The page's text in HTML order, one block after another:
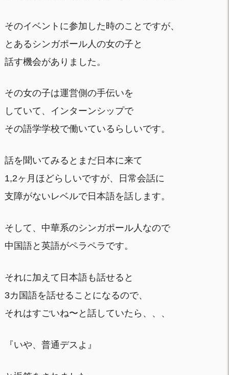
そのイベントに参加した時のことですが、
とあるシンガポール人の女の子と
話す機会がありました。
その女の子は運営側の手伝いを
していて、インターンシップで
その語学学校で働いているらしいです。
話を聞いてみるとまだ日本に来て
1,2ヶ月ほどらしいですが、日常会話に
支障がないレベルで日本語を話します。
そして、中華系のシンガポール人なので
中国語と英語がペラペラです。
それに加えて日本語も話せると
3カ国語を話せることになるので、
それはすごいね〜と話していたら、、、
『いや、普通デスよ』